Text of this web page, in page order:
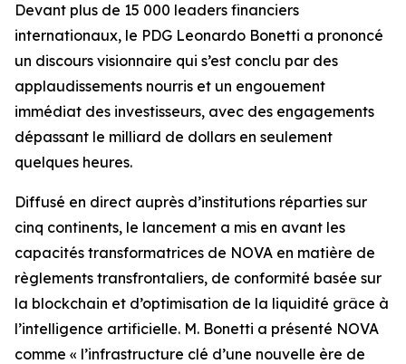
Devant plus de 15 000 leaders financiers
internationaux, le PDG Leonardo Bonetti a prononcé
un discours visionnaire qui s’est conclu par des
applaudissements nourris et un engouement
immédiat des investisseurs, avec des engagements
dépassant le milliard de dollars en seulement
quelques heures.
Diffusé en direct auprès d’institutions réparties sur
cinq continents, le lancement a mis en avant les
capacités transformatrices de NOVA en matière de
règlements transfrontaliers, de conformité basée sur
la blockchain et d’optimisation de la liquidité grâce à
l’intelligence artificielle. M. Bonetti a présenté NOVA
comme « l’infrastructure clé d’une nouvelle ère de